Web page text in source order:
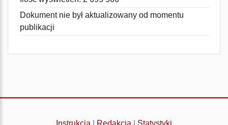
Dokument nie był aktualizowany od momentu
publikacji
Instrukcja Redakcja Statystyki